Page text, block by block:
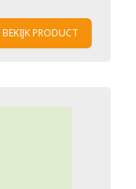
BEKIJK PRODUCT